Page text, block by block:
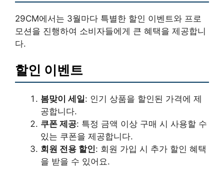
29CM에서는 3월마다 특별한 할인 이벤트와 프로
모션을 진행하여 소비자들에게 큰 혜택을 제공합니
다.
할인 이벤트
봄맞이 세일: 인기 상품을 할인된 가격에 제
공합니다.
쿠폰 제공: 특정 금액 이상 구매 시 사용할 수
있는 쿠폰을 제공합니다.
회원 전용 할인: 회원 가입 시 추가 할인 혜택
을 받을 수 있어요.